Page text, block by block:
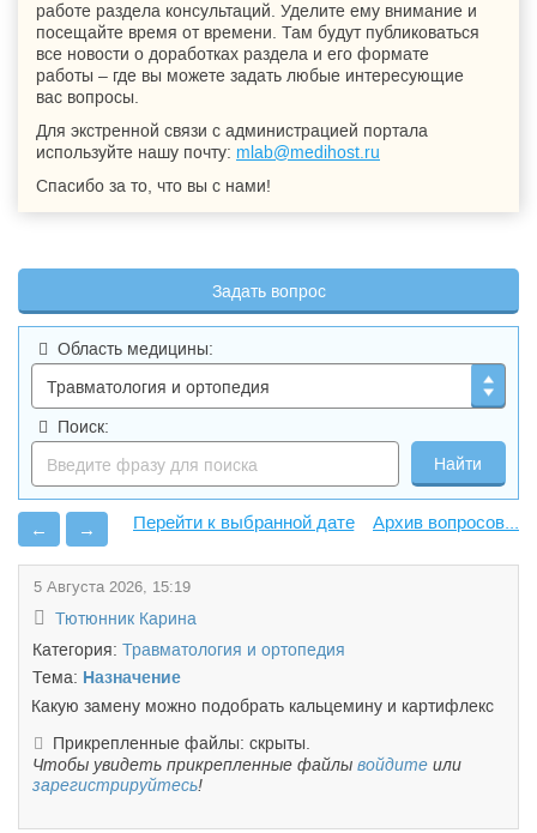
работе раздела консультаций. Уделите ему внимание и
посещайте время от времени. Там будут публиковаться
все новости о доработках раздела и его формате
работы – где вы можете задать любые интересующие
вас вопросы.
Для экстренной связи с администрацией портала
используйте нашу почту: mlab@medihost.ru
Спасибо за то, что вы с нами!
Задать вопрос
Область медицины:
Поиск:
← → Архив вопросов...
5 Августа 2026, 15:19
Тютюнник Карина
Категория: Травматология и ортопедия
Тема: Назначение
Какую замену можно подобрать кальцемину и картифлекс
Прикрепленные файлы: скрыты.
Чтобы увидеть прикрепленные файлы войдите или
зарегистрируйтесь!